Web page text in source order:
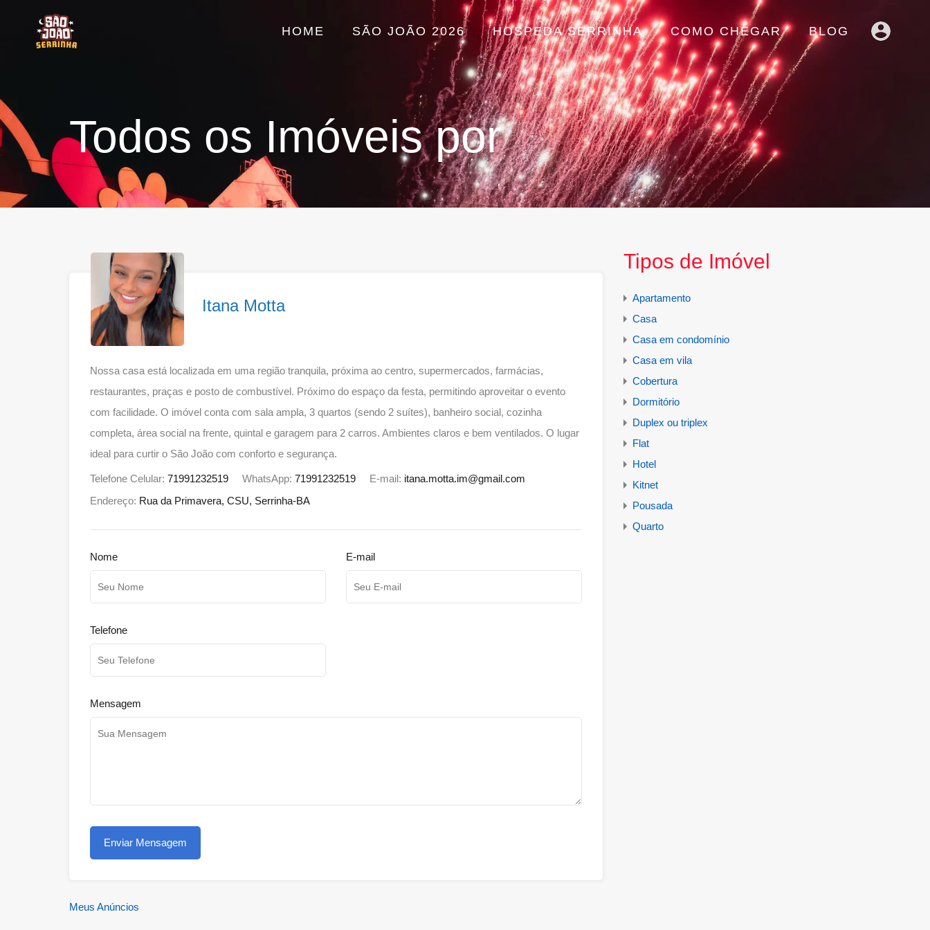
HOME SÃO JOÃO 2026 HOSPEDA SERRINHA COMO CHEGAR BLOG
Todos os Imóveis por
Itana Motta
Nossa casa está localizada em uma região tranquila, próxima ao centro, supermercados, farmácias,
restaurantes, praças e posto de combustível. Próximo do espaço da festa, permitindo aproveitar o evento
com facilidade. O imóvel conta com sala ampla, 3 quartos (sendo 2 suítes), banheiro social, cozinha
completa, área social na frente, quintal e garagem para 2 carros. Ambientes claros e bem ventilados. O lugar
ideal para curtir o São João com conforto e segurança.
Telefone Celular: 71991232519 WhatsApp: 71991232519 E-mail: itana.motta.im@gmail.com
Endereço: Rua da Primavera, CSU, Serrinha-BA
Nome E-mail
Telefone
Mensagem
Meus Anúncios
Tipos de Imóvel
Apartamento
Casa
Casa em condomínio
Casa em vila
Cobertura
Dormitório
Duplex ou triplex
Flat
Hotel
Kitnet
Pousada
Quarto